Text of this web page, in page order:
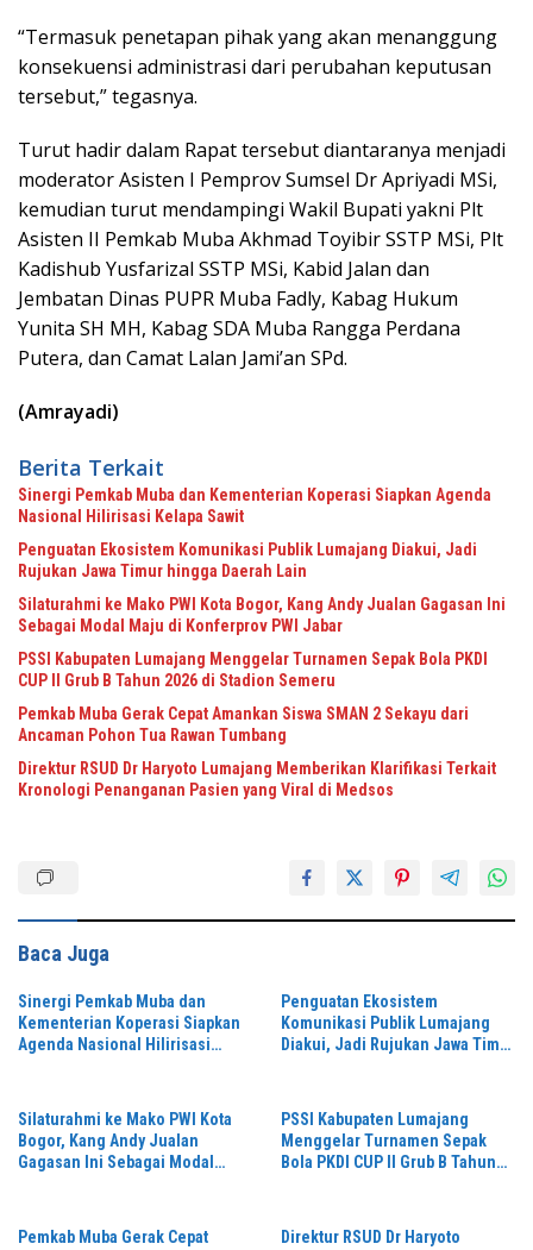
“Termasuk penetapan pihak yang akan menanggung
konsekuensi administrasi dari perubahan keputusan
tersebut,” tegasnya.
Turut hadir dalam Rapat tersebut diantaranya menjadi
moderator Asisten I Pemprov Sumsel Dr Apriyadi MSi,
kemudian turut mendampingi Wakil Bupati yakni Plt
Asisten II Pemkab Muba Akhmad Toyibir SSTP MSi, Plt
Kadishub Yusfarizal SSTP MSi, Kabid Jalan dan
Jembatan Dinas PUPR Muba Fadly, Kabag Hukum
Yunita SH MH, Kabag SDA Muba Rangga Perdana
Putera, dan Camat Lalan Jami’an SPd.
(Amrayadi)
Berita Terkait
Sinergi Pemkab Muba dan Kementerian Koperasi Siapkan Agenda
Nasional Hilirisasi Kelapa Sawit
Penguatan Ekosistem Komunikasi Publik Lumajang Diakui, Jadi
Rujukan Jawa Timur hingga Daerah Lain
Silaturahmi ke Mako PWI Kota Bogor, Kang Andy Jualan Gagasan Ini
Sebagai Modal Maju di Konferprov PWI Jabar
PSSI Kabupaten Lumajang Menggelar Turnamen Sepak Bola PKDI
CUP II Grub B Tahun 2026 di Stadion Semeru
Pemkab Muba Gerak Cepat Amankan Siswa SMAN 2 Sekayu dari
Ancaman Pohon Tua Rawan Tumbang
Direktur RSUD Dr Haryoto Lumajang Memberikan Klarifikasi Terkait
Kronologi Penanganan Pasien yang Viral di Medsos
Baca Juga
Sinergi Pemkab Muba dan
Kementerian Koperasi Siapkan
Agenda Nasional Hilirisasi
Penguatan Ekosistem
Komunikasi Publik Lumajang
Diakui, Jadi Rujukan Jawa Timur
Silaturahmi ke Mako PWI Kota
Bogor, Kang Andy Jualan
Gagasan Ini Sebagai Modal
PSSI Kabupaten Lumajang
Menggelar Turnamen Sepak
Bola PKDI CUP II Grub B Tahun
Pemkab Muba Gerak Cepat
Direktur RSUD Dr Haryoto